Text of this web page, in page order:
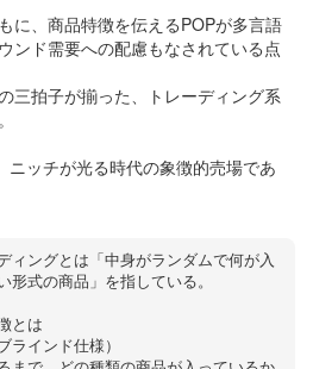
に、商品特徴を伝えるPOPが多言語
ンド需要への配慮もなされている点
三拍子が揃った、トレーディング系
ッチが光る時代の象徴的売場であ
ィングとは「中身がランダムで何が入
形式の商品」を指している。
とは
ラインド仕様）